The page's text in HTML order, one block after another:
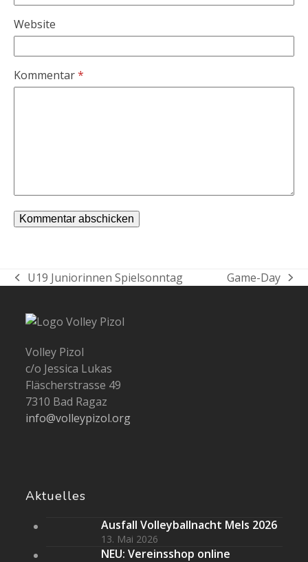
Website
Kommentar*
vorheriger
U19 Juniorinnen Spielsonntag
Nächster
Game-Day
Volley Pizol
c/o Jessica Lukas
Fläscherstrasse 49
7310 Bad Ragaz
info@volleypizol.org
Aktuelles
Ausfall Volleyballnacht Mels 2026
13. Mai 2026
NEU: Vereinsshop online